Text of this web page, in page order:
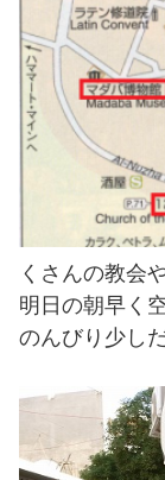
くさんの教会
明日の朝早く
のんびり少し